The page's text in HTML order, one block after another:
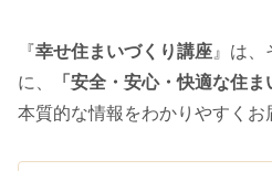
『幸せ住まいづくり講座 』は
に、
「安全・安心・快適な住ま
本質的な情報をわかりやすくお